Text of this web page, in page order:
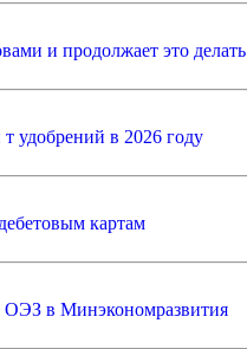
и продолжает это делать
удобрений в 2026 году
картам
ОЭЗ в Минэкономразвития